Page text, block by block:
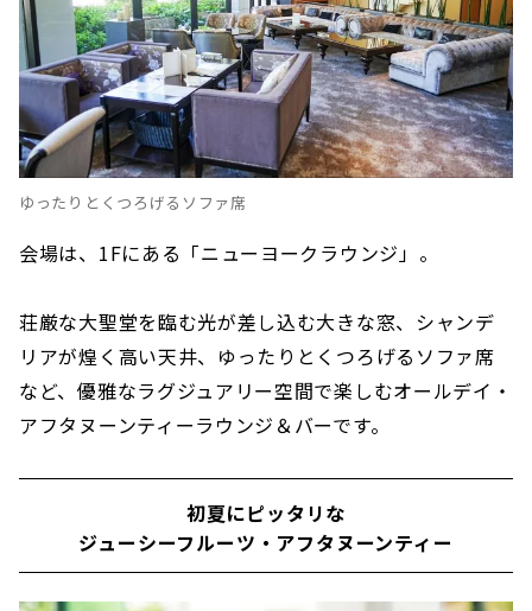
ゆったりとくつろげるソファ席
会場は、1Fにある「ニューヨークラウンジ」。
荘厳な大聖堂を臨む光が差し込む大きな窓、シャンデ
リアが煌く高い天井、ゆったりとくつろげるソファ席
など、優雅なラグジュアリー空間で楽しむオールデイ・
アフタヌーンティーラウンジ＆バーです。
初夏にピッタリな
ジューシーフルーツ・アフタヌーンティー